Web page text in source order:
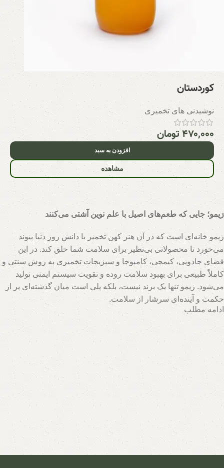
کوردستان
نوشیدنی های تخمیری
۴۷۰,۰۰۰تومان
افزودن به سبد
مشاهده
زیمو؛ جایی که طعم‌های اصیل با علم نوین آشتی می‌کنند
زیمو خانه‌ای است که در آن هنر کهن تخمیر با دانش روز دنیا پیوند
می‌خورد تا محصولاتی بی‌نظیر برای سلامت شما خلق کند. در این
فضای جادویی، کیمچی، کامبوجا و سبزیجات تخمیری به روش سنتی و
کاملاً طبیعی برای بهبود سلامت روده و تقویت سیستم ایمنی تولید
می‌شود. زیمو تنها یک برند نیست، بلکه پلی است میان گذشته‌ای پر از
حکمت و آینده‌ای سرشار از سلامت.
تیم متخصصان زیمو با بهره‌گیری از روش‌های نوین و حفظ اصالت
فرآیندهای تخمیر، محصولاتی با بالاترین سطح خواص تغذیه‌ای تولید
می‌کند. اینجا جایی است که هر قطره سرکه سیب، هر برگ سبزی
تخمیری و هر جرعه نوشیدنی پروبیوتیک، داستانی از عشق به طبیعت و
علاقه به سلامت انسان روایت می‌کند. با زیمو، شما نه تنها محصولی
خریداری می‌کنید، بلکه سبک زندگی‌ای طبیعی و پایدار را انتخاب
می‌کنید که ریشه در فرهنگ اصیل و شاخه در آسمان علم امروز دارد.
ادامه مطلب